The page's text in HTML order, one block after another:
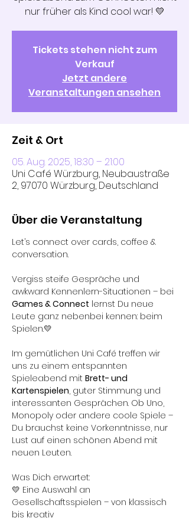
nur früher als Kind cool war! 💛
Tickets stehen nicht zum
Verkauf
Jetzt andere
Veranstaltungen ansehen
Zeit & Ort
05. Aug. 2025, 18:30 – 21:00
Uni Café Würzburg, Neubaustraße
2, 97070 Würzburg, Deutschland
Über die Veranstaltung
Let’s connect over cards, coffee &
conversation.
Vergiss steife Gespräche und
awkward Kennenlern-Situationen – bei
Games & Connect lernst Du neue
Leute ganz nebenbei kennen: beim
Spielen.💛
Im gemütlichen Uni Café treffen wir
uns zu einem entspannten
Spieleabend mit Brett- und
Kartenspielen, guter Stimmung und
interessanten Gesprächen. Ob Uno,
Monopoly oder andere coole Spiele –
Du brauchst keine Vorkenntnisse, nur
Lust auf einen schönen Abend mit
neuen Leuten.
Was Dich erwartet:
💛 Eine Auswahl an
Gesellschaftsspielen – von klassisch
bis kreativ